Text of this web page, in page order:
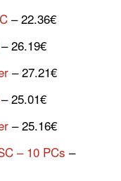
– 22.36€
– 26.19€
– 27.21€
– 25.01€
– 25.16€
– 10 PCs –